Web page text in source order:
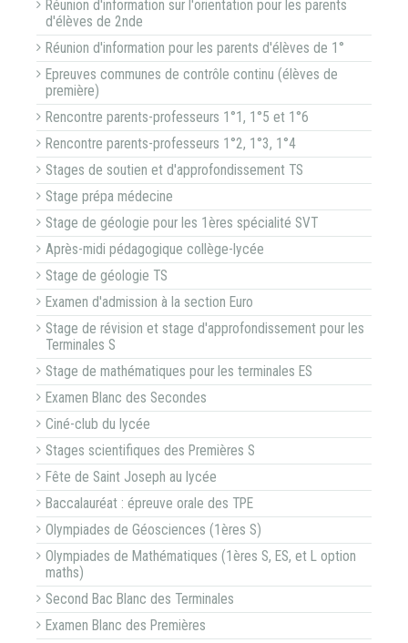
Réunion d'information sur l'orientation pour les parents
d'élèves de 2nde
Réunion d'information pour les parents d'élèves de 1°
Epreuves communes de contrôle continu (élèves de
première)
Rencontre parents-professeurs 1°1, 1°5 et 1°6
Rencontre parents-professeurs 1°2, 1°3, 1°4
Stages de soutien et d'approfondissement TS
Stage prépa médecine
Stage de géologie pour les 1ères spécialité SVT
Après-midi pédagogique collège-lycée
Stage de géologie TS
Examen d'admission à la section Euro
Stage de révision et stage d'approfondissement pour les
Terminales S
Stage de mathématiques pour les terminales ES
Examen Blanc des Secondes
Ciné-club du lycée
Stages scientifiques des Premières S
Fête de Saint Joseph au lycée
Baccalauréat : épreuve orale des TPE
Olympiades de Géosciences (1ères S)
Olympiades de Mathématiques (1ères S, ES, et L option
maths)
Second Bac Blanc des Terminales
Examen Blanc des Premières